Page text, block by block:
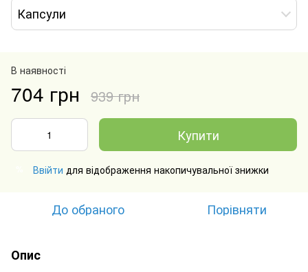
Капсули
В наявності
704 грн 939 грн
Купити
Ввійти для відображення накопичувальної знижки
До обраного Порівняти
Опис